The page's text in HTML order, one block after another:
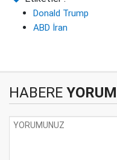
Donald Trump
ABD İran
HABERE